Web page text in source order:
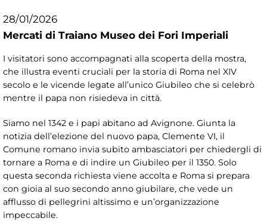
28/01/2026
Mercati di Traiano Museo dei Fori Imperiali
I visitatori sono accompagnati alla scoperta della mostra,
che illustra eventi cruciali per la storia di Roma nel XIV
secolo e le vicende legate all’unico Giubileo che si celebrò
mentre il papa non risiedeva in città.
Siamo nel 1342 e i papi abitano ad Avignone. Giunta la
notizia dell’elezione del nuovo papa, Clemente VI, il
Comune romano invia subito ambasciatori per chiedergli di
tornare a Roma e di indire un Giubileo per il 1350. Solo
questa seconda richiesta viene accolta e Roma si prepara
con gioia al suo secondo anno giubilare, che vede un
afflusso di pellegrini altissimo e un’organizzazione
impeccabile.